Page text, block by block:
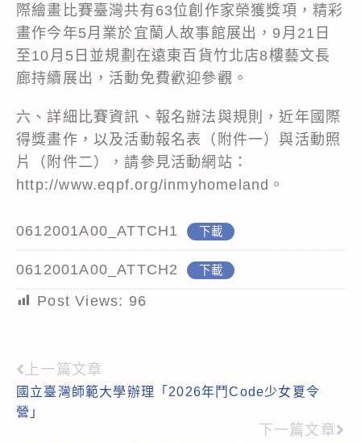
際繪畫比賽臺灣共有63位創作家榮獲獎項，精彩
畫作今年5月業於宜蘭人故事館展出，9月21日
至10月5日並規劃在遠東百貨竹北店8樓藝文長
廊持續展出，活動免費歡迎參觀。
六、詳細比賽資訊、報名辦法與規則，近年國際
得獎畫作，以及活動報名表（附件一）與活動照
片（附件二），請參見活動網站：
http://www.eqpf.org/inmyhomeland。
0612001A00_ATTCH1 下載
0612001A00_ATTCH2 下載
Post Views: 96
Read
more
上一篇文章
國立臺灣師範大學辦理「2026年鬥Code少女夏令
營」
下一篇文章